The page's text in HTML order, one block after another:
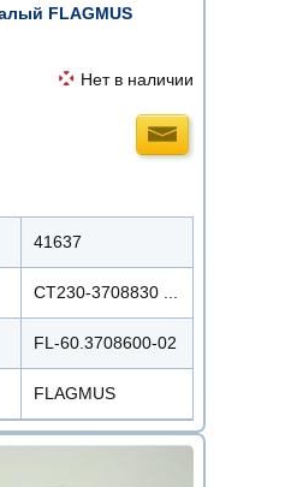
FLAGMUS
Нет в наличии
41637
СТ230-3708830 ...
FL-60.3708600-02
FLAGMUS